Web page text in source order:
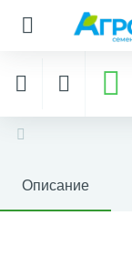
Описание